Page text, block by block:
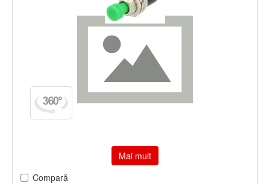
Mai mult
Compară